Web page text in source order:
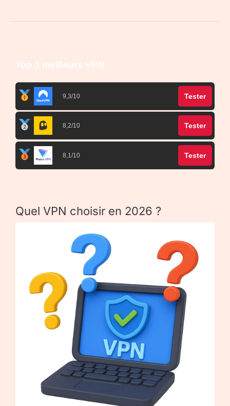
Top 3 meilleurs VPN
9,3/10 Tester
8,2/10 Tester
8,1/10 Tester
Quel VPN choisir en 2026 ?